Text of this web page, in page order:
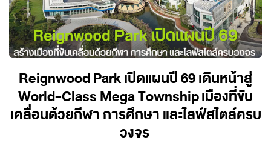
Reignwood Park เปิดแผนปี 69 เดินหน้าสู่
World-Class Mega Township เมืองที่ขับ
เคลื่อนด้วยกีฬา การศึกษา และไลฟ์สไตล์ครบ
วงจร